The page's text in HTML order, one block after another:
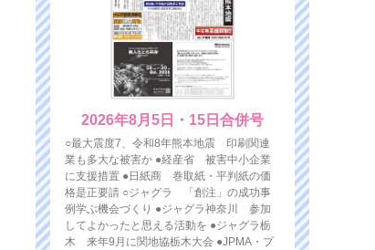
2026年8月5日・15日合併号
○最大震度7、令和8年熊本地震 印刷関連
業も多大な被害か ●経産省 被害中小企業
に支援措置 ●日紙商 巻取紙・平判紙の価
格是正要請 ○ジャグラ 「創注」の成功事
例学ぶ機会づくり ●ジャグラ神奈川 参加
してよかったと思える活動を ●ジャグラ栃
木 来年9月に関地協栃木大会 ●JPMA・プ